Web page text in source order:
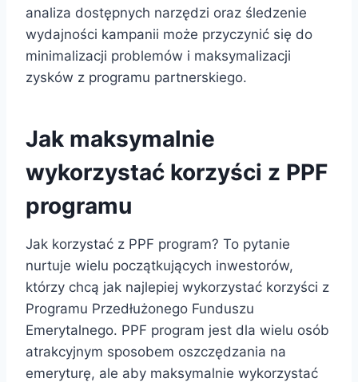
analiza dostępnych narzędzi oraz śledzenie
wydajności kampanii może przyczynić się do
minimalizacji problemów i maksymalizacji
zysków z programu partnerskiego.
Jak maksymalnie
wykorzystać korzyści z PPF
programu
Jak korzystać z PPF program? To pytanie
nurtuje wielu początkujących inwestorów,
którzy chcą jak najlepiej wykorzystać korzyści z
Programu Przedłużonego Funduszu
Emerytalnego. PPF program jest dla wielu osób
atrakcyjnym sposobem oszczędzania na
emeryturę, ale aby maksymalnie wykorzystać